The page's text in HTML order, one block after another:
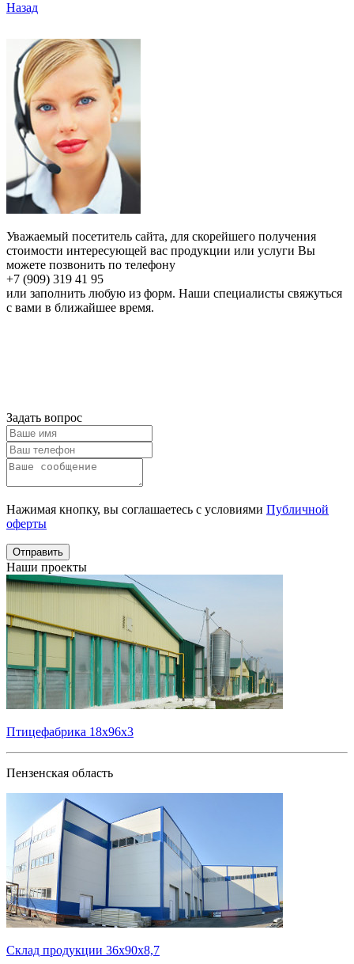
Назад
Уважаемый посетитель сайта, для скорейшего получения
стоимости интересующей вас продукции или услуги Вы
можете позвонить по телефону
+7 (909) 319 41 95
или заполнить любую из форм. Наши специалисты свяжуться
с вами в ближайшее время.
Задать вопрос
Нажимая кнопку, вы соглашаетесь с условиями Публичной
оферты
Отправить
Наши проекты
Птицефабрика 18х96х3
Пензенская область
Склад продукции 36х90х8,7